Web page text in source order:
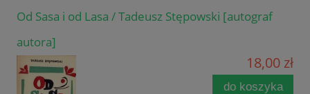
Od Sasa i od Lasa / Tadeusz Stępowski [autograf
autora]
18,00 zł
do koszyka